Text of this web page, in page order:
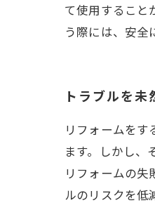
て使用すること
う際には、安全
トラブルを未
リフォームをす
ます。しかし、
リフォームの失
ルのリスクを低